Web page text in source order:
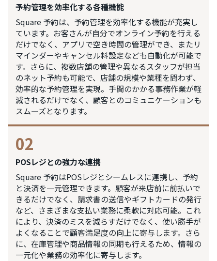
予約管理を効率化する各種機能
Square 予約は、予約管理を効率化する機能が充実し
ています。お客さんが自分でオンライン予約を行える
だけでなく、アプリで空き時間の管理ができ、またリ
マインダーやキャンセル料設定なども自動化が可能で
す。さらに、複数店舗の管理や異なるスタッフが担当
のネット予約も可能で、店舗の規模や業種を問わず、
効率的な予約管理を実現。手間のかかる事務作業が軽
減されるだけでなく、顧客とのコミュニケーションも
スムーズとなります。
02
POSレジとの強力な連携
Square 予約はPOSレジとシームレスに連携し、予約
と決済を一元管理できます。顧客が来店前に前払いで
きるだけでなく、請求書の送信やギフトカードの発行
など、さまざまな支払い業務に柔軟に対応可能。これ
により、決済のミスを減らすだけでなく、使い勝手が
よくなることで顧客満足度の向上に寄与します。さら
に、在庫管理や商品情報の同期も行えるため、情報の
一元化や業務の効率化に寄与します。